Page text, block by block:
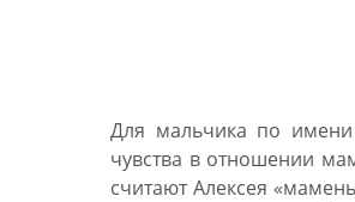
Для мальчика по имени
чувства в отношении
считают Алексея